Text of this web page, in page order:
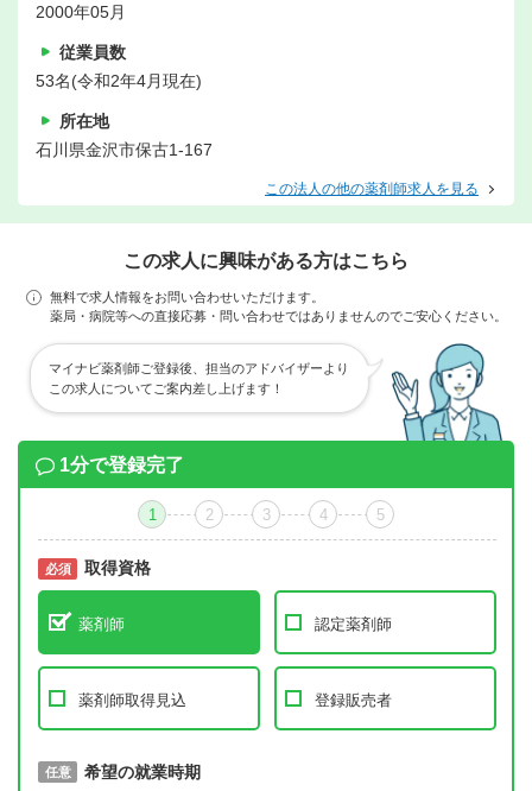
2000年05月
従業員数
53名(令和2年4月現在)
所在地
石川県金沢市保古1-167
この法人の他の薬剤師求人を見る
この求人に興味がある方はこちら
無料で求人情報をお問い合わせいただけます。
薬局・病院等への直接応募・問い合わせではありませんのでご安心ください。
マイナビ薬剤師ご登録後、担当のアドバイザーより
この求人についてご案内差し上げます！
1分で登録完了
1 2 3 4 5
必須 取得資格
薬剤師 認定薬剤師
薬剤師取得見込 登録販売者
必須 取得予定年
任意 希望の就業時期